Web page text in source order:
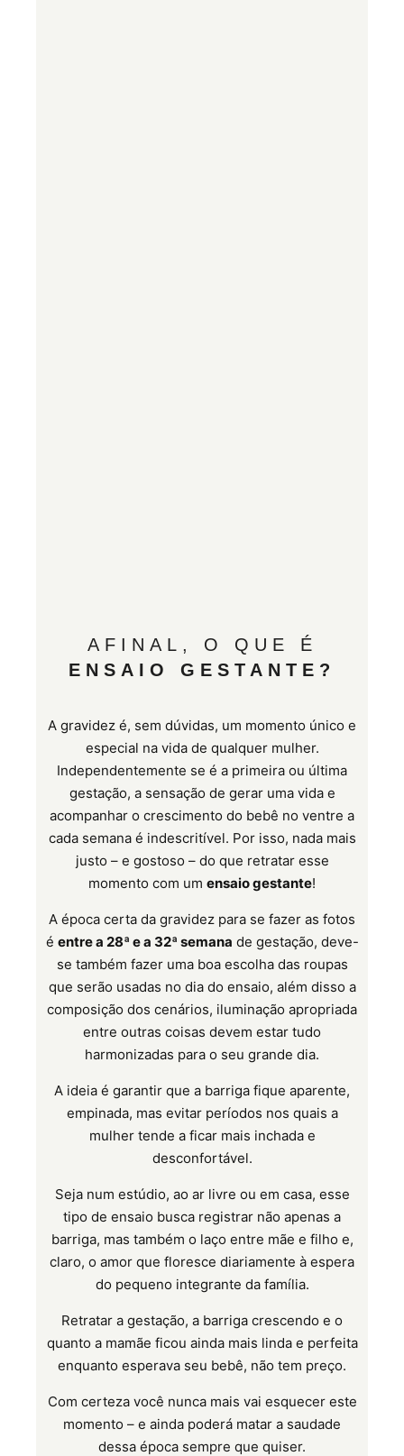
AFINAL, O QUE É
ENSAIO GESTANTE?
A gravidez é, sem dúvidas, um momento único e
especial na vida de qualquer mulher.
Independentemente se é a primeira ou última
gestação, a sensação de gerar uma vida e
acompanhar o crescimento do bebê no ventre a
cada semana é indescritível. Por isso, nada mais
justo – e gostoso – do que retratar esse
momento com um ensaio gestante!
A época certa da gravidez para se fazer as fotos
é entre a 28ª e a 32ª semana de gestação, deve-
se também fazer uma boa escolha das roupas
que serão usadas no dia do ensaio, além disso a
composição dos cenários, iluminação apropriada
entre outras coisas devem estar tudo
harmonizadas para o seu grande dia.
A ideia é garantir que a barriga fique aparente,
empinada, mas evitar períodos nos quais a
mulher tende a ficar mais inchada e
desconfortável.
Seja num estúdio, ao ar livre ou em casa, esse
tipo de ensaio busca registrar não apenas a
barriga, mas também o laço entre mãe e filho e,
claro, o amor que floresce diariamente à espera
do pequeno integrante da família.
Retratar a gestação, a barriga crescendo e o
quanto a mamãe ficou ainda mais linda e perfeita
enquanto esperava seu bebê, não tem preço.
Com certeza você nunca mais vai esquecer este
momento – e ainda poderá matar a saudade
dessa época sempre que quiser.